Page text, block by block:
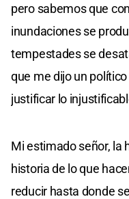
pero sabemos que
inundaciones se
tempestades se
que me dijo un
justificar lo
Mi estimado señor, la
historia de lo que
reducir hasta donde